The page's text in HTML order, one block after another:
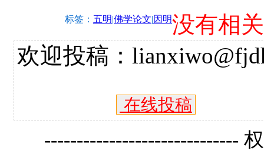
标签： 五明|佛学论文|因明没有相
欢迎投稿：
在线投稿
------------------------------